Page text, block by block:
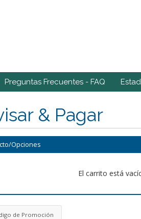
Preguntas Frecuentes - FAQ
& Pagar
Opciones
El carrito está
de Promoción